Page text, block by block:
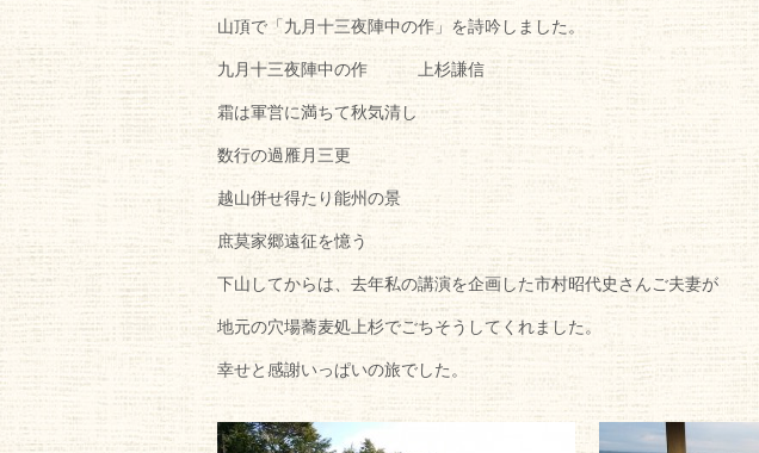
山頂で「九月十三夜陣中の作」を詩吟しました。
九月十三夜陣中の作 上杉謙信
霜は軍営に満ちて秋気清し
数行の過雁月三更
越山併せ得たり能州の景
庶莫家郷遠征を憶う
下山してからは、去年私の講演を企画した市村昭代史さんご夫妻が
地元の穴場蕎麦処上杉でごちそうしてくれました。
幸せと感謝いっぱいの旅でした。